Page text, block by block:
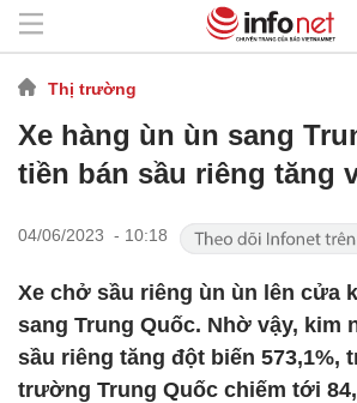
Thị trường
Xe hàng ùn ùn sang
tiền bán sầu riêng tăng
04/06/2023 - 10:18
Xe chở sầu riêng ùn ùn lên cửa
sang Trung Quốc. Nhờ vậy, kim
sầu riêng tăng đột biến 573,1%,
trường Trung Quốc chiếm tới